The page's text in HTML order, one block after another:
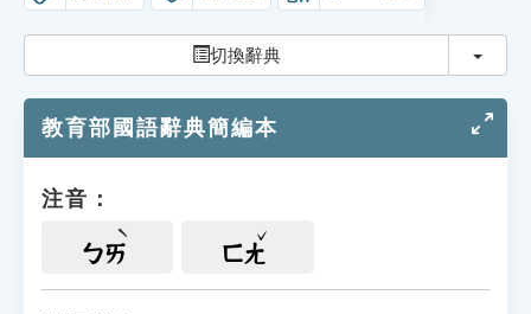
索引選單
單字索引
遊戲專區
切換辭典 切換
教育部國語辭典簡編本
注音：
ㄅㄞ ㄈㄤ